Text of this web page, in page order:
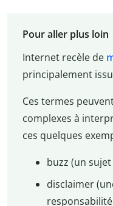
Pour aller plus loin
Internet recèle de
principalement
Ces termes
complexes à
ces quelques
buzz (un
disclaimer